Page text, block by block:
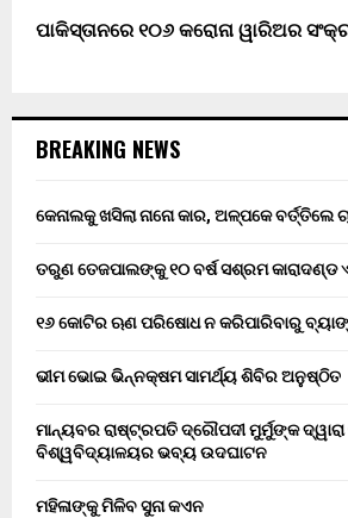
ପାକିସ୍ତାନରେ ୧୦୬ କରୋନା ୱାରିଅର
BREAKING NEWS
କେନାଲକୁ ଖସିଲା ନାନୋ କାର, ଅଳ୍ପକେ ବର୍ତ୍ତିଲେ
ତରୁଣ ତେଜପାଲଙ୍କୁ ୧୦ ବର୍ଷ ସଶ୍ରମ କାରାଦଣ୍ଡ
୧୬ କୋଟିର ଋଣ ପରିଷୋଧ ନ କରିପାରିବାରୁ
ଭୀମ ଭୋଇ ଭିନ୍ନକ୍ଷମ ସାମର୍ଥ୍ୟ ଶିବିର ଅନୁଷ୍ଠିତ
ମାନ୍ୟବର ରାଷ୍ଟ୍ରପତି ଦ୍ରୌପଦୀ ମୁର୍ମୁଙ୍କ
ବିଶ୍ୱବିଦ୍ୟାଳୟର ଭବ୍ୟ ଉଦଘାଟନ
ମହିଳାଙ୍କୁ ମିଳିବ ସୁନା କଏନ